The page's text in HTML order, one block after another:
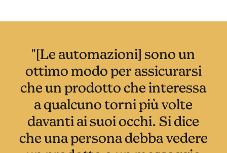
"[Le automazioni] sono un
ottimo modo per assicurarsi
che un prodotto che interessa
a qualcuno torni più volte
davanti ai suoi occhi. Si dice
che una persona debba vedere